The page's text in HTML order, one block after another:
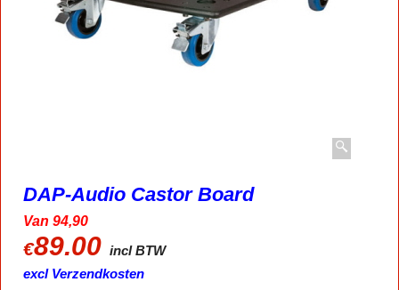
DAP-Audio Castor Board
Van 94,90
€89.00 incl BTW
excl Verzendkosten